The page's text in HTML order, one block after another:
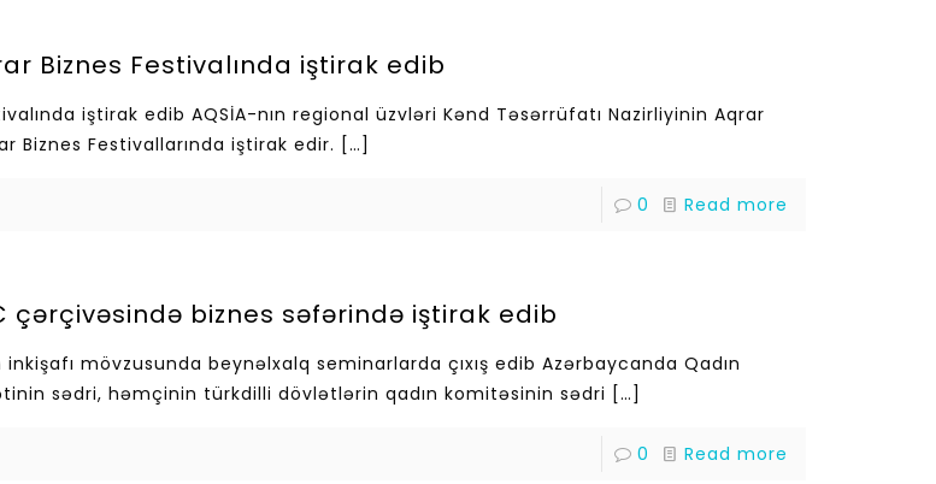
Biznes Festivalında iştirak edib
iştirak edib AQSİA-nın regional üzvləri Kənd Təsərrüfatı Nazirliyinin Aqrar
Biznes Festivallarında iştirak edir. […]
0 Read more
çərçivəsində biznes səfərində iştirak edib
mövzusunda beynəlxalq seminarlarda çıxış edib Azərbaycanda Qadın
sədri, həmçinin türkdilli dövlətlərin qadın komitəsinin sədri […]
0 Read more